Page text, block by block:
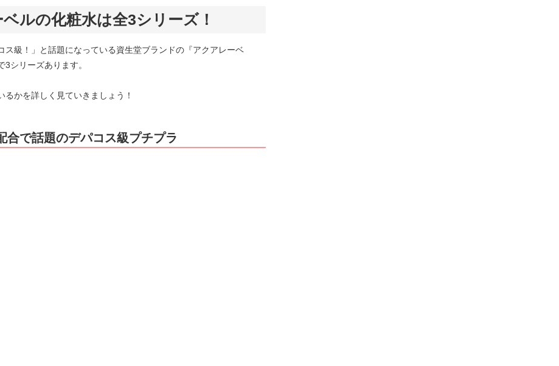
ベルの化粧水は全3シリーズ！
ス級！」と話題になっている資生堂ブランドの『アクアレーベ
シリーズあります。
かを詳しく見ていきましょう！
合で話題のデパコス級プチプラ